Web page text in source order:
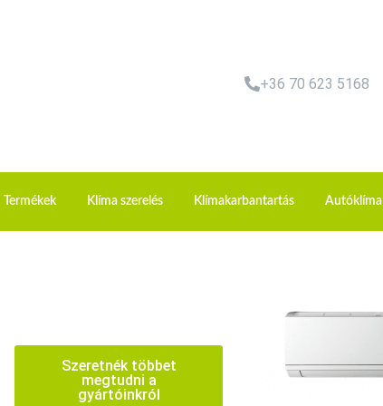
+36 70 623 5168
Termékek Klíma szerelés Klímakarbantartás Autóklíma
Szeretnék többet
megtudni a
gyártóinkról